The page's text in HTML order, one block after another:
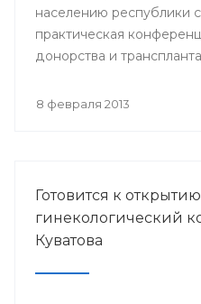
населению республики
практическая
донорства и
8 февраля 2013
Готовится к
гинекологический
Куватова